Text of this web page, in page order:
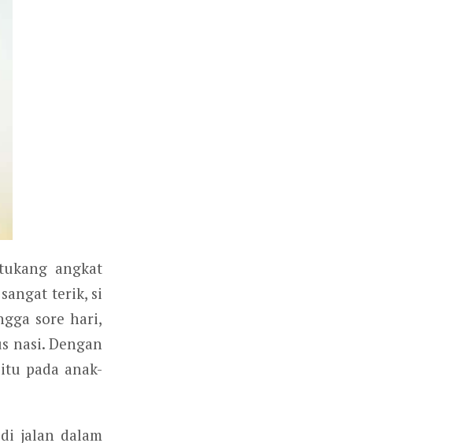
angkat
terik, si
sore hari,
nasi. Dengan
pada anak-
jalan dalam